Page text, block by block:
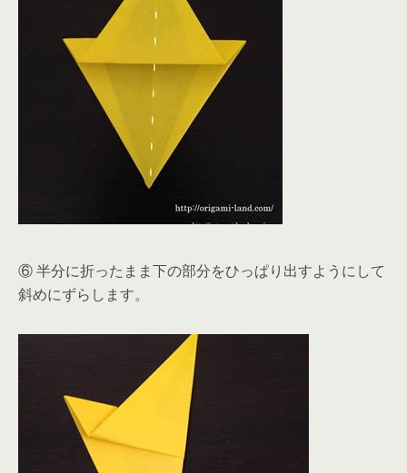
⑥ 半分に折ったまま下の部分をひっぱり出すようにして
斜めにずらします。